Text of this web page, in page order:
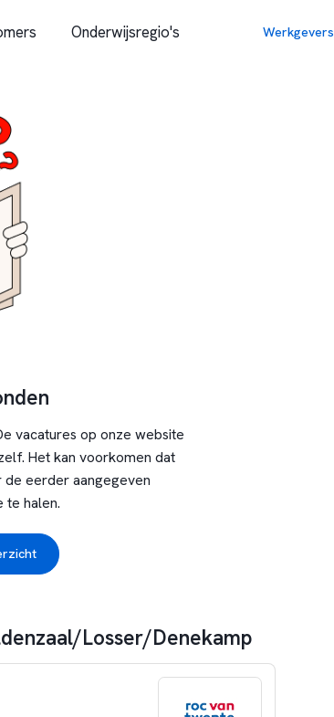
Onderwijsregio's Werkgevers
vacatures op onze website
Het kan voorkomen dat
eerder aangegeven
te halen.
Losser/Denekamp